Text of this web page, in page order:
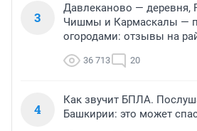
3
Давлеканово — деревня,
Чишмы и Кармаскалы —
огородами: отзывы на
36 713 20
4
Как звучит БПЛА.
Башкирии: это может